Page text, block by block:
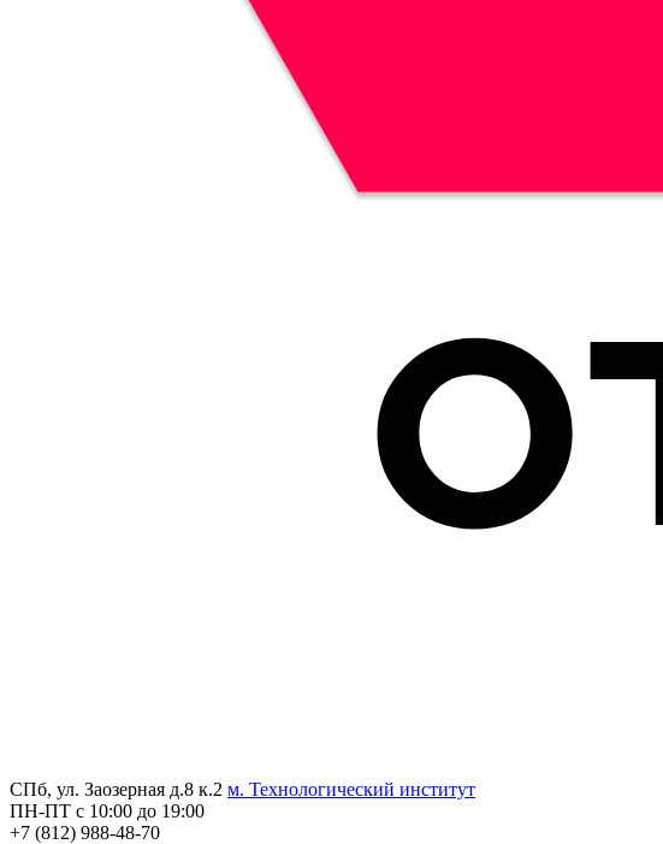
СПб, ул. Заозерная д.8 к.2 м. Технологический институт
ПН-ПТ с 10:00 до 19:00
+7 (812) 988-48-70